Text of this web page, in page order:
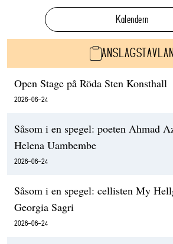
Kalendern
ANSLAGSTAVLAN
Open Stage på Röda Sten Konsthall
2026-06-24
Såsom i en spegel: poeten Ahmad
Helena Uambembe
2026-06-24
Såsom i en spegel: cellisten My
Georgia Sagri
2026-06-24